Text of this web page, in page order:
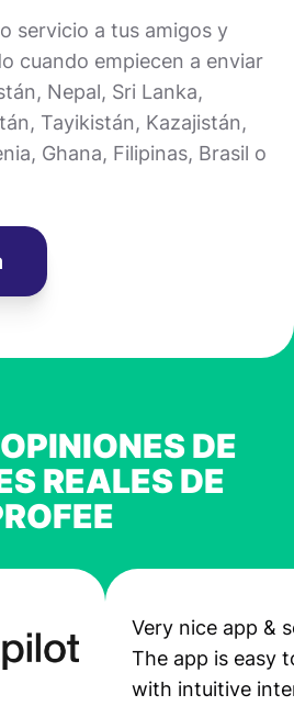
servicio a tus amigos y
cuando empiecen a enviar
Nepal, Sri Lanka,
Tayikistán, Kazajistán,
Ghana, Filipinas, Brasil o
DE
REALES DE
Very nice app &
The app is easy
with intuitive